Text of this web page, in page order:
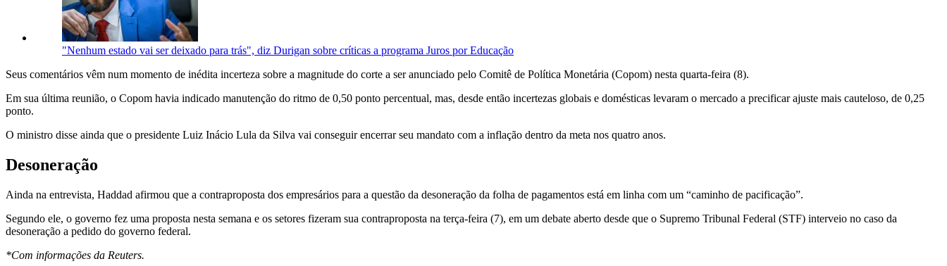
"Nenhum estado vai ser deixado para trás", diz Durigan sobre críticas a programa Juros por Educação
Seus comentários vêm num momento de inédita incerteza sobre a magnitude do corte a ser anunciado pelo Comitê de Política Monetária (Copom) nesta quarta-feira (8).
Em sua última reunião, o Copom havia indicado manutenção do ritmo de 0,50 ponto percentual, mas, desde então incertezas globais e domésticas levaram o mercado a precificar ajuste mais cauteloso, de 0,25
ponto.
O ministro disse ainda que o presidente Luiz Inácio Lula da Silva vai conseguir encerrar seu mandato com a inflação dentro da meta nos quatro anos.
Desoneração
Ainda na entrevista, Haddad afirmou que a contraproposta dos empresários para a questão da desoneração da folha de pagamentos está em linha com um “caminho de pacificação”.
Segundo ele, o governo fez uma proposta nesta semana e os setores fizeram sua contraproposta na terça-feira (7), em um debate aberto desde que o Supremo Tribunal Federal (STF) interveio no caso da
desoneração a pedido do governo federal.
*Com informações da Reuters.